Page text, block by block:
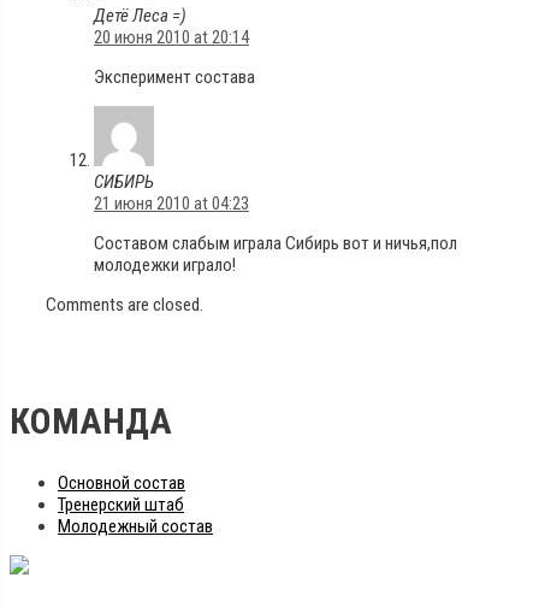
Детё Леса =)
20 июня 2010 at 20:14
Эксперимент состава
СИБИРЬ
21 июня 2010 at 04:23
Составом слабым играла Сибирь вот и ничья,пол
молодежки играло!
Comments are closed.
КОМАНДА
Основной состав
Тренерский штаб
Молодежный состав